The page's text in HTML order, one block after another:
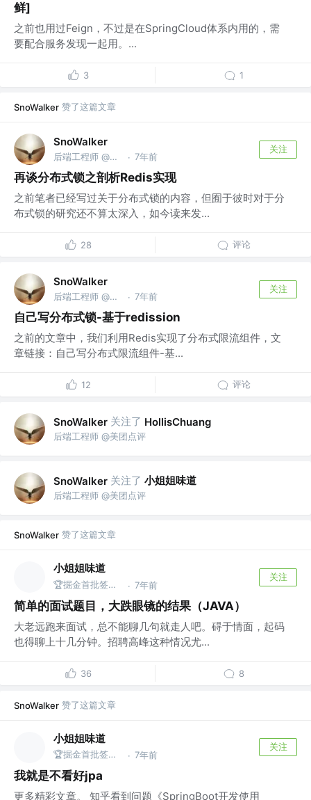
鲜]
之前也用过Feign，不过是在SpringCloud体系内用的，需
要配合服务发现一起用。...
3 1
SnoWalker 赞了这篇文章
SnoWalker
后端工程师 @美团点评 · 7年前
关注
再谈分布式锁之剖析Redis实现
之前笔者已经写过关于分布式锁的内容，但囿于彼时对于分
布式锁的研究还不算太深入，如今读来发...
28 评论
SnoWalker
后端工程师 @美团点评 · 7年前
关注
自己写分布式锁-基于redission
之前的文章中，我们利用Redis实现了分布式限流组件，文
章链接：自己写分布式限流组件-基...
12 评论
SnoWalker 关注了 HollisChuang
后端工程师 @美团点评
SnoWalker 关注了 小姐姐味道
后端工程师 @美团点评
SnoWalker 赞了这篇文章
小姐姐味道
🏆掘金首批签约作者 @公众号：xjjdog · 7年前
关注
简单的面试题目，大跌眼镜的结果（JAVA）
大老远跑来面试，总不能聊几句就走人吧。碍于情面，起码
也得聊上十几分钟。招聘高峰这种情况尤...
36 8
SnoWalker 赞了这篇文章
小姐姐味道
🏆掘金首批签约作者 @公众号：xjjdog · 7年前
关注
我就是不看好jpa
更多精彩文章。 知乎看到问题《SpringBoot开发使用